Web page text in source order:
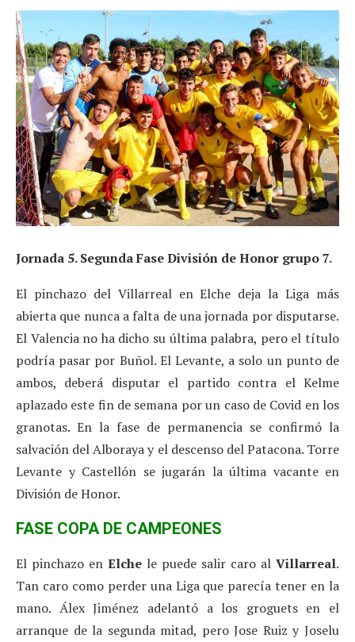
Jornada 5. Segunda Fase División de Honor grupo 7.
El pinchazo del Villarreal en Elche deja la Liga más
abierta que nunca a falta de una jornada por disputarse.
El Valencia no ha dicho su última palabra, pero el título
podría pasar por Buñol. El Levante, a solo un punto de
ambos, deberá disputar el partido contra el Kelme
aplazado este fin de semana por un caso de Covid en los
granotas. En la fase de permanencia se confirmó la
salvación del Alboraya y el descenso del Patacona. Torre
Levante y Castellón se jugarán la última vacante en
División de Honor.
FASE COPA DE CAMPEONES
El pinchazo en Elche le puede salir caro al Villarreal.
Tan caro como perder una Liga que parecía tener en la
mano. Álex Jiménez adelantó a los groguets en el
arranque de la segunda mitad, pero Jose Ruiz y Joselu